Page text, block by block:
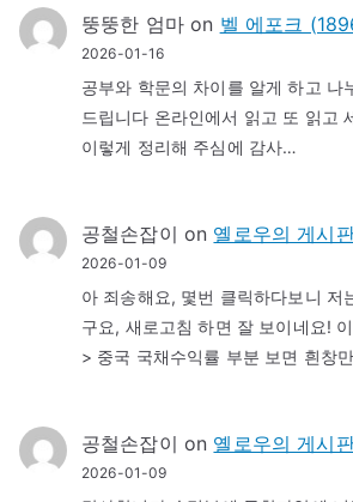
뚱뚱한 엄마on 벨 에포크
2026-01-16
공부와 학문의 차이를 알게 하고 나
드립니다 온라인에서 읽고 또 읽고
이렇게 정리해 주심에 감사…
공철손잡이 on 옐로우의 게시
2026-01-09
아 죄송해요, 몇번 클릭하다보니
구요, 새로고침 하면 잘 보이네요!
> 중국 국채수익률 부분 보면 흰창
공철손잡이 on 옐로우의 게시
2026-01-09